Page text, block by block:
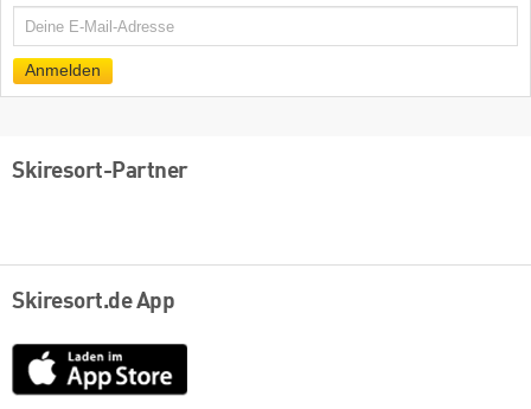
E-
Anmelden
Skiresort-Partner
Skiresort.de App
App
Store